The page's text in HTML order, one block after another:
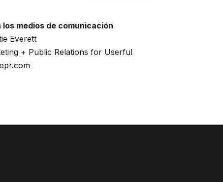
medios de comunicación
Everett
+ Public Relations for Userful